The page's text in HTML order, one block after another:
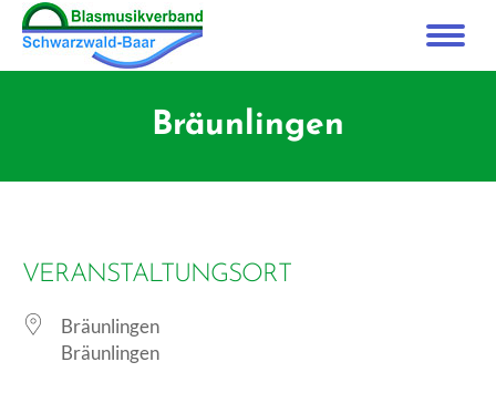
Bräunlingen
VERANSTALTUNGSORT
Bräunlingen
Bräunlingen